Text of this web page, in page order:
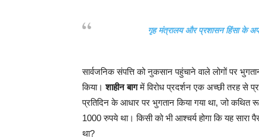
गृह मंत्रालय और प्रशासन हिंसा के
सार्वजनिक संपत्ति को नुकसान पहुंचाने वाले लोगों पर
किया।शाहीन बागमें विरोध प्रदर्शन एक अच्छी तरह से
प्रतिदिन के आधार पर भुगतान किया गया था, जो
1000 रुपये था। किसी को भी आश्चर्य होगा कि यह
था?